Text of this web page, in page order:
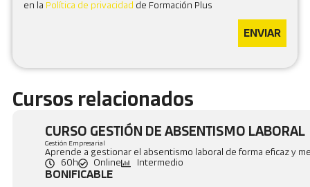
en la Política de privacidad de Formación Plus
ENVIAR
Cursos relacionados
CURSO GESTIÓN DE ABSENTISMO LABORAL
Gestión Empresarial
Aprende a gestionar el absentismo laboral de forma eficaz y
60h
Online Intermedio
BONIFICABLE